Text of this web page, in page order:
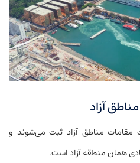
آزاد
مقامات مناطق آزاد ثبت می‌شوند و
همان منطقه آزاد است.